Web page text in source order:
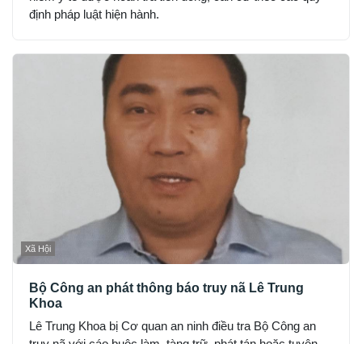
định pháp luật hiện hành.
Xã Hội
Bộ Công an phát thông báo truy nã Lê Trung
Khoa
Lê Trung Khoa bị Cơ quan an ninh điều tra Bộ Công an